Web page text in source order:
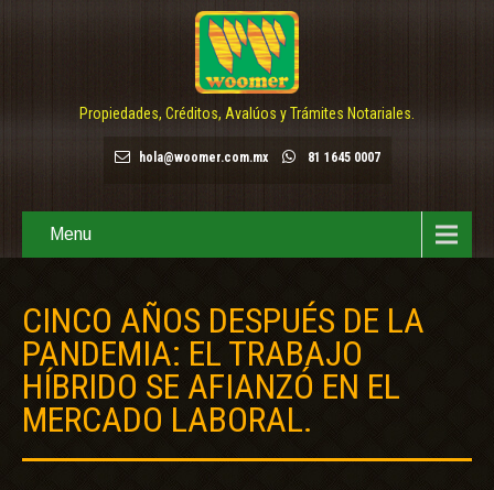
Propiedades, Créditos, Avalúos y Trámites Notariales.
hola@woomer.com.mx 81 1645 0007
Menu
CINCO AÑOS DESPUÉS DE LA
PANDEMIA: EL TRABAJO
HÍBRIDO SE AFIANZÓ EN EL
MERCADO LABORAL.